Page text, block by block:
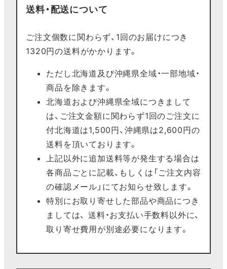
送料・配送について
ご注文個数に関わらず、1回のお届けにつき
1320円の送料がかかります。
ただし北海道及び沖縄県全域・一部地域・
商品を除きます。
北海道および沖縄県全域につきまして
は、ご注文金額に関わらず1回のご注文に
付北海道は1,500円、沖縄県は2,600円の
送料を頂いております。
上記以外に追加送料等が発生する場合は
各商品ごとに記載、もしくは「ご注文内容
の確認メール」にてお知らせ致します。
特別にお取り寄せした部品や商品につき
ましては、 送料・お支払い手数料以外に、
取り寄せ費用が別途必要になります。